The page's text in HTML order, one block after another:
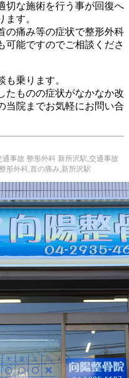
切な施術を行う事が回復へ
す。
の痛み等の症状で整形外科
可能ですのでご相談くださ
乗ります。
たものの症状がなかなか改
当院までお気軽にお問い合
事故 整形外科 新所沢駅,交通事故
形外科,首の痛み,新所沢駅